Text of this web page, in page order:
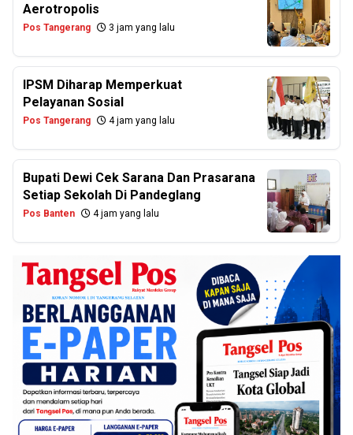
Aerotropolis
Pos Tangerang 3 jam yang lalu
IPSM Diharap Memperkuat
Pelayanan Sosial
Pos Tangerang 4 jam yang lalu
Bupati Dewi Cek Sarana Dan Prasarana
Setiap Sekolah Di Pandeglang
Pos Banten 4 jam yang lalu